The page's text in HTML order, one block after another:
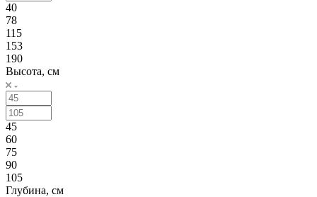
40
78
115
153
190
Высота, см
45
60
75
90
105
Глубина, см